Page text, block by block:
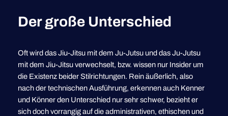
Der große Unterschied
Oft wird das Jiu-Jitsu mit dem Ju-Jutsu und das Ju-Jutsu
mit dem Jiu-Jitsu verwechselt, bzw. wissen nur Insider um
die Existenz beider Stilrichtungen. Rein äußerlich, also
nach der technischen Ausführung, erkennen auch Kenner
und Könner den Unterschied nur sehr schwer, bezieht er
sich doch vorrangig auf die administrativen, ethischen und